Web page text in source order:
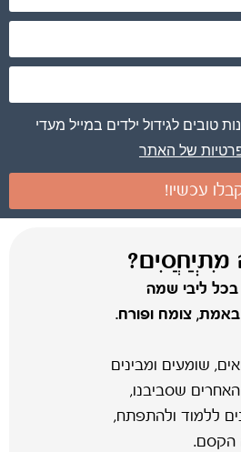
טובים לגידול ילדים במייל מעדי
של האתר
עכשיו!
מִתְיַחֲסִים?
ליבי שמה
צומח ופורח.
שומעים ומבינים
שסביבנו,
ללמוד ולהתפתח,
הקסם.